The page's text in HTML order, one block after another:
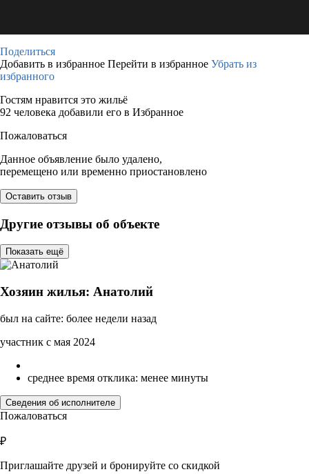
Поделиться
Добавить в избранное Перейти в избранное Убрать из
избранного
Гостям нравится это жильё
92 человека добавили его в Избранное
Пожаловаться
Данное объявление было удалено,
перемещено или временно приостановлено
Оставить отзыв
Другие отзывы об объекте
Показать ещё
Хозяин жилья: Анатолий
был на сайте: более недели назад
участник с мая 2024
среднее время отклика: менее минуты
Сведения об исполнителе
Пожаловаться
₽
Приглашайте друзей и бронируйте со скидкой